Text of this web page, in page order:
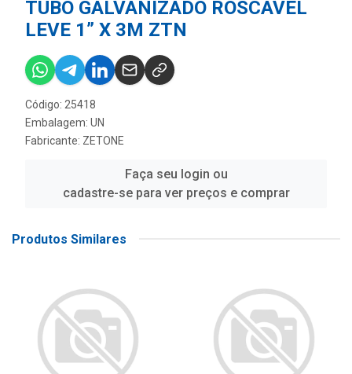
TUBO GALVANIZADO ROSCAVEL
LEVE 1” X 3M ZTN
Código: 25418
Embalagem: UN
Fabricante: ZETONE
Faça seu login ou
cadastre-se para ver preços e comprar
Produtos Similares